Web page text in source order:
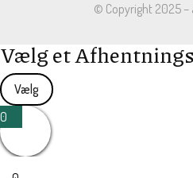
© Copyright 2025
Vælg et
Vælg
0